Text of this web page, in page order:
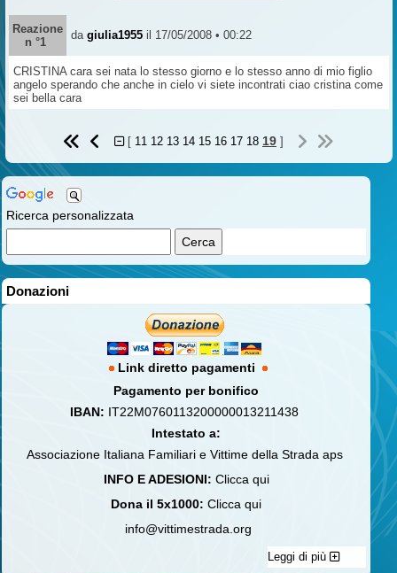
Ricerca personalizzata
Donazioni
Link diretto pagamenti
Pagamento per bonifico
IBAN: IT22M0760113200000013211438
Intestato a:
Associazione Italiana Familiari e Vittime della Strada aps
INFO E ADESIONI: Clicca qui
Dona il 5x1000: Clicca qui
info@vittimestrada.org
Leggi di più
Reazione
n °1
da giulia1955 il 17/05/2008 • 00:22
CRISTINA cara sei nata lo stesso giorno e lo stesso anno di mio figlio
angelo sperando che anche in cielo vi siete incontrati ciao cristina come
sei bella cara
[ 11 12 13 14 15 16 17 18 19 ]